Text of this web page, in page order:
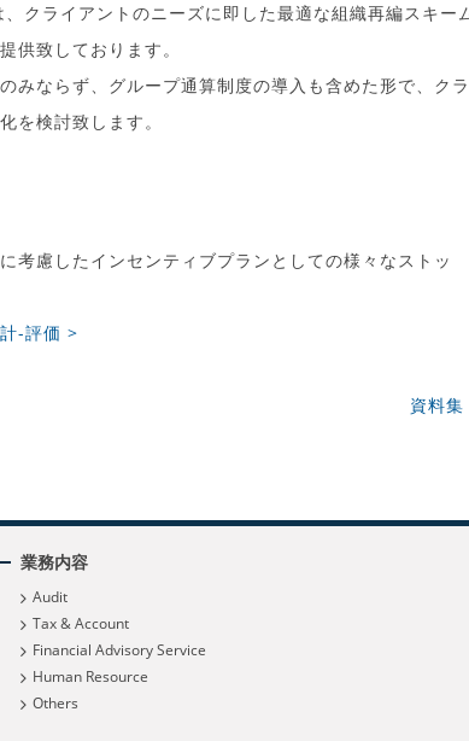
クライアントのニーズに即した最適な組織再編スキー
供致しております。
みならず、グループ通算制度の導入も含めた形で、クラ
を検討致します。
考慮したインセンティブプランとしての様々なストッ
-評価 >
資料集
業務内容
Audit
Tax & Account
Financial Advisory Service
Human Resource
Others